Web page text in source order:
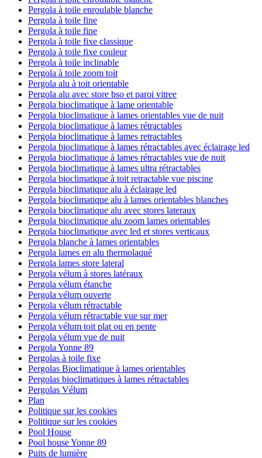
Pergola à toile enroulable blanche
Pergola à toile fine
Pergola à toile fine
Pergola à toile fixe classique
Pergola à toile fixe couleur
Pergola à toile inclinable
Pergola à toile zoom toit
Pergola alu à toit orientable
Pergola alu avec store bso et paroi vitree
Pergola bioclimatique à lame orientable
Pergola bioclimatique à lames orientables vue de nuit
Pergola bioclimatique à lames rétractables
Pergola bioclimatique à lames retractables
Pergola bioclimatique à lames rétractables avec éclairage led
Pergola bioclimatique à lames rétractables vue de nuit
Pergola bioclimatique à lames ultra rétractables
Pergola bioclimatique à toit retractable vue piscine
Pergola bioclimatique alu à éclairage led
Pergola bioclimatique alu à lames orientables blanches
Pergola bioclimatique alu avec stores lateraux
Pergola bioclimatique alu zoom lames orientables
Pergola bioclimatique avec led et stores verticaux
Pergola blanche à lames orientables
Pergola lames en alu thermolaqué
Pergola lames store lateral
Pergola vélum à stores latéraux
Pergola vélum étanche
Pergola vélum ouverte
Pergola vélum rétractable
Pergola vélum rétractable vue sur mer
Pergola vélum toit plat ou en pente
Pergola vélum vue de nuit
Pergola Yonne 89
Pergolas à toile fixe
Pergolas Bioclimatique à lames orientables
Pergolas bioclimatiques à lames rétractables
Pergolas Vélum
Plan
Politique sur les cookies
Politique sur les cookies
Pool House
Pool house Yonne 89
Puits de lumière